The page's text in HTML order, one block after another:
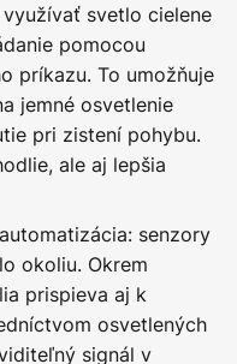
svetlo cielene
pomocou
príkazu. To umožňuje
jemné osvetlenie
pri zistení pohybu.
ale aj lepšia
senzory
okoliu. Okrem
prispieva aj k
osvetlených
signál v